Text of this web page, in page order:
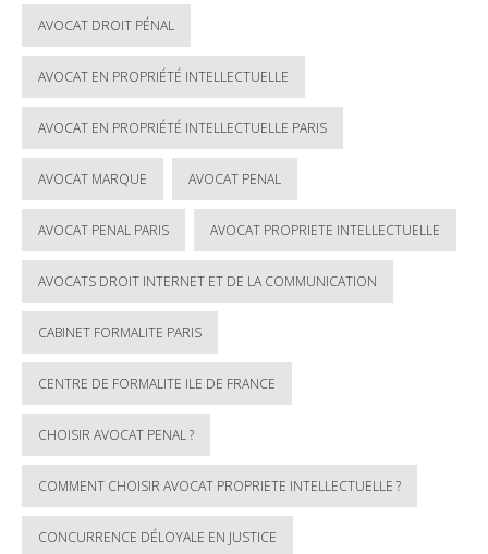
AVOCAT DROIT PÉNAL
AVOCAT EN PROPRIÉTÉ INTELLECTUELLE
AVOCAT EN PROPRIÉTÉ INTELLECTUELLE PARIS
AVOCAT MARQUE AVOCAT PENAL
AVOCAT PENAL PARIS AVOCAT PROPRIETE INTELLECTUELLE
AVOCATS DROIT INTERNET ET DE LA COMMUNICATION
CABINET FORMALITE PARIS
CENTRE DE FORMALITE ILE DE FRANCE
CHOISIR AVOCAT PENAL ?
COMMENT CHOISIR AVOCAT PROPRIETE INTELLECTUELLE ?
CONCURRENCE DÉLOYALE EN JUSTICE